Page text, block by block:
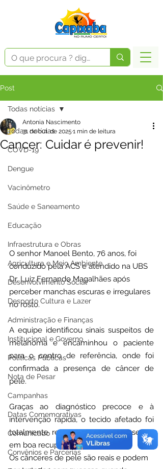
Post
Todas notícias
COVD-19
Dengue
Vacinômetro
Saúde e Saneamento
Educação
Infraestrutura e Obras
Agricultura e Meio Ambiente
Desenvolvimento Social
Desporto Cultura e Lazer
Administração e Finanças
Institucional e Governo
Políticas Públicas
Nota de Pesar
Campanhas
Datas Comemorativas
Comunicado
Convênios e Parcerias
Todas notícias
Cancer: Cuidar é prevenir!
Antonia Nascimento
31 de out. de 2025 1 min de leitura
O senhor Manoel Bento, 76 anos, foi
conduzido pela ACS e atendido na UBS
Dr. Luiz Fernando Magalhães após
perceber manchas escuras e irregulares
no rosto.
A equipe identificou sinais suspeitos de
melanoma e encaminhou o paciente
para o centro de referência, onde foi
confirmada a presença de câncer de
pele.
Graças ao diagnóstico precoce e à
intervenção rápida, o tecido afetado foi
totalmente retirado e o paciente segue
em boa recuperação.
Os cânceres de pele são reais e podem